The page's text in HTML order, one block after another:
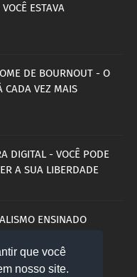
que você
nosso site.
ESTAVA
DE BOURNOUT - O
CADA VEZ MAIS
DIGITAL - VOCÊ PODE
A SUA LIBERDADE
ENSINADO